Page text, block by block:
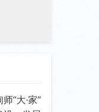
“大·家”